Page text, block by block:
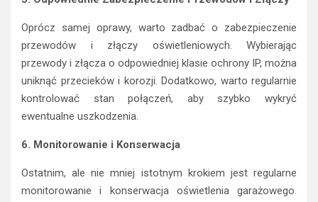
Oprócz samej oprawy, warto zadbać o zabezpieczenie
przewodów i złączy oświetleniowych. Wybierając
przewody i złącza o odpowiedniej klasie ochrony IP, można
uniknąć przecieków i korozji. Dodatkowo, warto regularnie
kontrolować stan połączeń, aby szybko wykryć
ewentualne uszkodzenia.
6. Monitorowanie i Konserwacja
Ostatnim, ale nie mniej istotnym krokiem jest regularne
monitorowanie i konserwacja oświetlenia garażowego.